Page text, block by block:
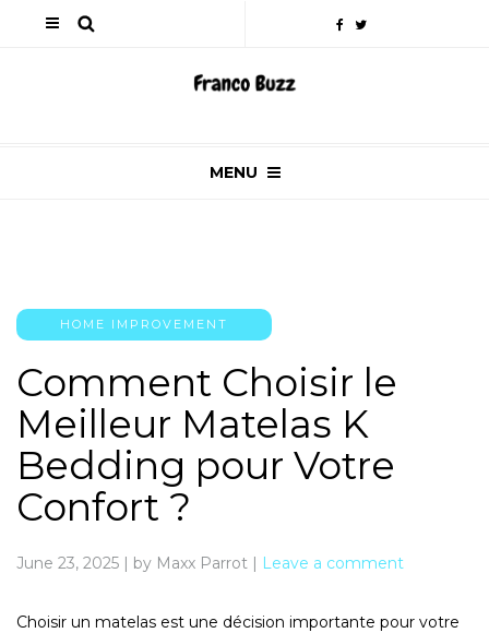
MENU
HOME IMPROVEMENT
Comment Choisir le
Meilleur Matelas K
Bedding pour Votre
Confort ?
June 23, 2025 | by Maxx Parrot | Leave a comment
Choisir un matelas est une décision importante pour votre